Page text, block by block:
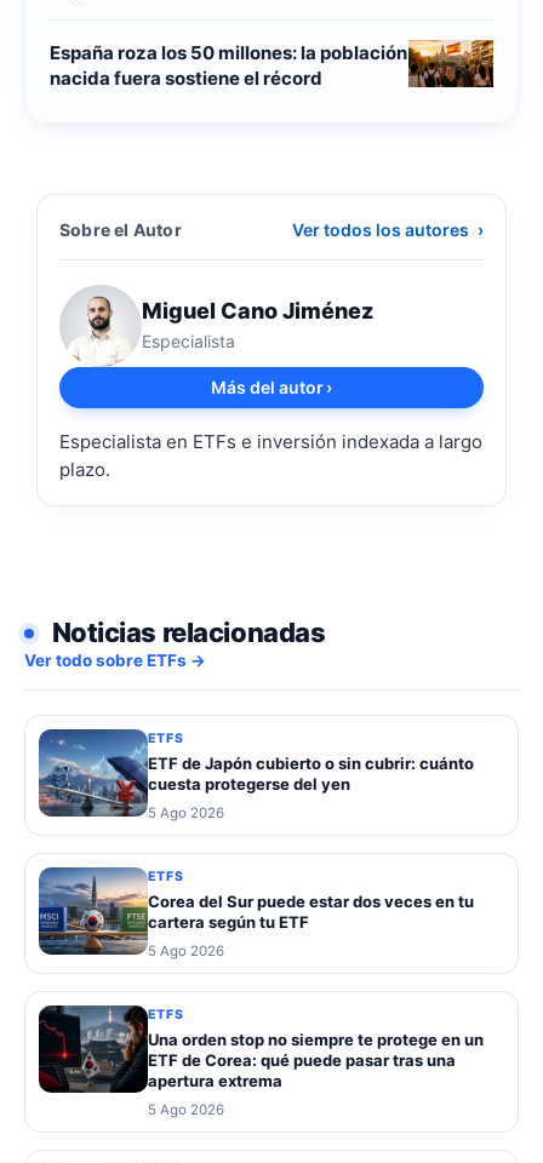
España roza los 50 millones: la población
nacida fuera sostiene el récord
Sobre el Autor Ver todos los autores ›
Miguel Cano Jiménez
Especialista
Más del autor›
Especialista en ETFs e inversión indexada a largo
plazo.
Noticias relacionadas
Ver todo sobre ETFs →
ETFS
ETF de Japón cubierto o sin cubrir: cuánto
cuesta protegerse del yen
5 Ago 2026
ETFS
Corea del Sur puede estar dos veces en tu
cartera según tu ETF
5 Ago 2026
ETFS
Una orden stop no siempre te protege en un
ETF de Corea: qué puede pasar tras una
apertura extrema
5 Ago 2026